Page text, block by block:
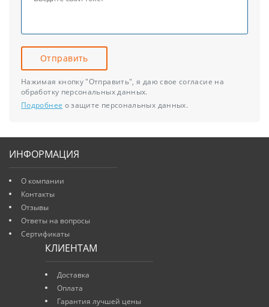
Отправить
Нажимая кнопку "Отправить", я даю свое согласие на
обработку персональных данных.
Подробнее о защите персональных данных.
ИНФОРМАЦИЯ
О компании
Контакты
Отзывы
Ответы на вопросы
Сертификаты
КЛИЕНТАМ
Доставка
Оплата
Гарантия лучшей цены